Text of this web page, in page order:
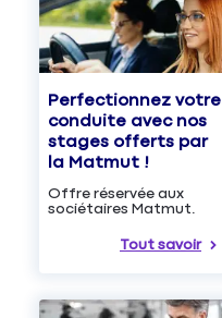
Perfectionnez votre
conduite avec nos
stages offerts par
la Matmut !
Offre réservée aux
sociétaires Matmut.
Tout savoir